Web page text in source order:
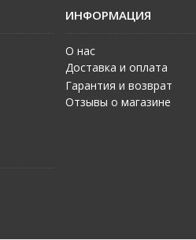
ИНФОРМАЦИЯ
О нас
Доставка и оплата
Гарантия и возврат
Отзывы о магазине